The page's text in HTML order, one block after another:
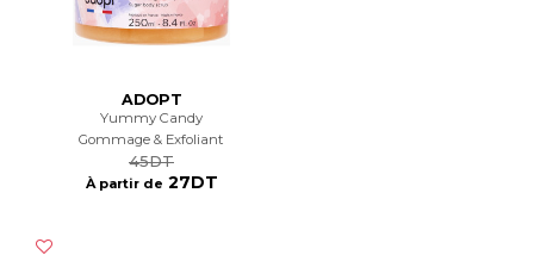
ADOPT
Yummy Candy
Gommage & Exfoliant
45DT
À partir de 27DT